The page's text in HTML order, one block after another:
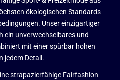
ökologischen Standards
Unser einzigartiger
ein unverwechselbares und
mit einer spürbar hohen
jedem Detail.
strapazierfähige Fairfashion